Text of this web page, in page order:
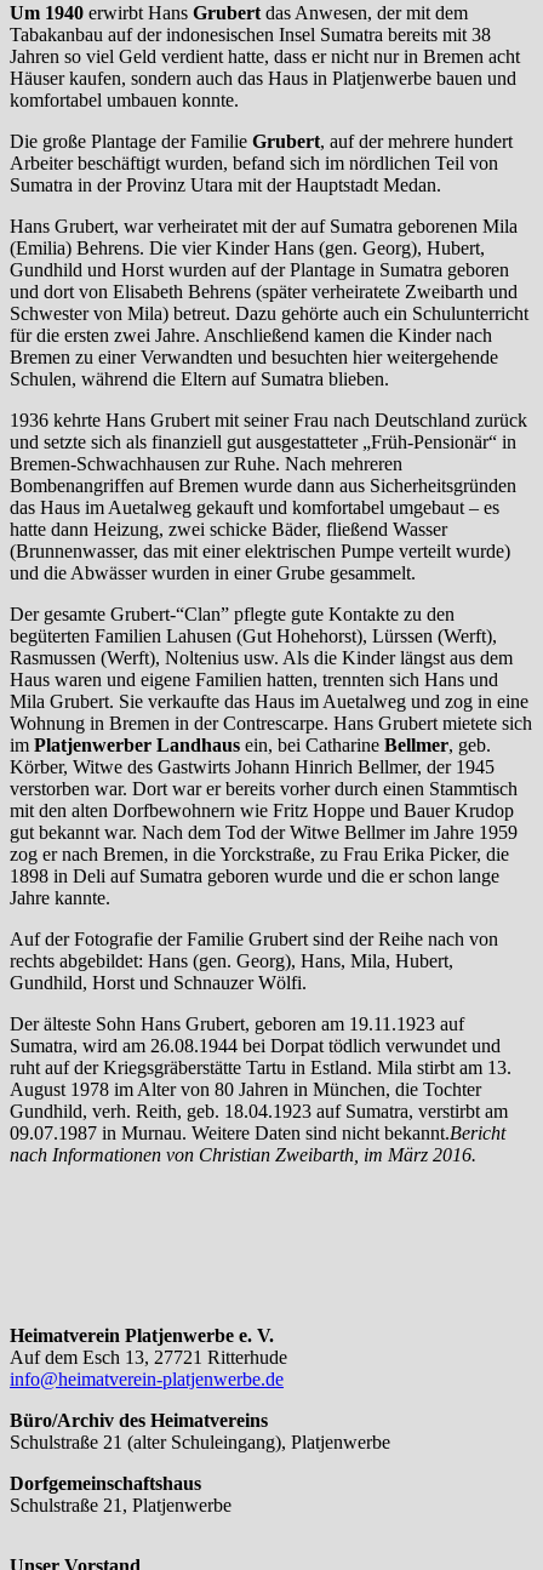
Um 1940 erwirbt Hans Grubert das Anwesen, der mit dem
Tabakanbau auf der indonesischen Insel Sumatra bereits mit 38
Jahren so viel Geld verdient hatte, dass er nicht nur in Bremen acht
Häuser kaufen, sondern auch das Haus in Platjenwerbe bauen und
komfortabel umbauen konnte.
Die große Plantage der Familie Grubert, auf der mehrere hundert
Arbeiter beschäftigt wurden, befand sich im nördlichen Teil von
Sumatra in der Provinz Utara mit der Hauptstadt Medan.
Hans Grubert, war verheiratet mit der auf Sumatra geborenen Mila
(Emilia) Behrens. Die vier Kinder Hans (gen. Georg), Hubert,
Gundhild und Horst wurden auf der Plantage in Sumatra geboren
und dort von Elisabeth Behrens (später verheiratete Zweibarth und
Schwester von Mila) betreut. Dazu gehörte auch ein Schulunterricht
für die ersten zwei Jahre. Anschließend kamen die Kinder nach
Bremen zu einer Verwandten und besuchten hier weitergehende
Schulen, während die Eltern auf Sumatra blieben.
1936 kehrte Hans Grubert mit seiner Frau nach Deutschland zurück
und setzte sich als finanziell gut ausgestatteter „Früh-Pensionär“ in
Bremen-Schwachhausen zur Ruhe. Nach mehreren
Bombenangriffen auf Bremen wurde dann aus Sicherheitsgründen
das Haus im Auetalweg gekauft und komfortabel umgebaut – es
hatte dann Heizung, zwei schicke Bäder, fließend Wasser
(Brunnenwasser, das mit einer elektrischen Pumpe verteilt wurde)
und die Abwässer wurden in einer Grube gesammelt.
Der gesamte Grubert-“Clan” pflegte gute Kontakte zu den
begüterten Familien Lahusen (Gut Hohehorst), Lürssen (Werft),
Rasmussen (Werft), Noltenius usw. Als die Kinder längst aus dem
Haus waren und eigene Familien hatten, trennten sich Hans und
Mila Grubert. Sie verkaufte das Haus im Auetalweg und zog in eine
Wohnung in Bremen in der Contrescarpe. Hans Grubert mietete sich
im Platjenwerber Landhaus ein, bei Catharine Bellmer, geb.
Körber, Witwe des Gastwirts Johann Hinrich Bellmer, der 1945
verstorben war. Dort war er bereits vorher durch einen Stammtisch
mit den alten Dorfbewohnern wie Fritz Hoppe und Bauer Krudop
gut bekannt war. Nach dem Tod der Witwe Bellmer im Jahre 1959
zog er nach Bremen, in die Yorckstraße, zu Frau Erika Picker, die
1898 in Deli auf Sumatra geboren wurde und die er schon lange
Jahre kannte.
Auf der Fotografie der Familie Grubert sind der Reihe nach von
rechts abgebildet: Hans (gen. Georg), Hans, Mila, Hubert,
Gundhild, Horst und Schnauzer Wölfi.
Der älteste Sohn Hans Grubert, geboren am 19.11.1923 auf
Sumatra, wird am 26.08.1944 bei Dorpat tödlich verwundet und
ruht auf der Kriegsgräberstätte Tartu in Estland. Mila stirbt am 13.
August 1978 im Alter von 80 Jahren in München, die Tochter
Gundhild, verh. Reith, geb. 18.04.1923 auf Sumatra, verstirbt am
09.07.1987 in Murnau. Weitere Daten sind nicht bekannt.Bericht
nach Informationen von Christian Zweibarth, im März 2016.
Heimatverein Platjenwerbe e. V.
Auf dem Esch 13, 27721 Ritterhude
info@heimatverein-platjenwerbe.de
Büro/Archiv des Heimatvereins
Schulstraße 21 (alter Schuleingang), Platjenwerbe
Dorfgemeinschaftshaus
Schulstraße 21, Platjenwerbe
Unser Vorstand